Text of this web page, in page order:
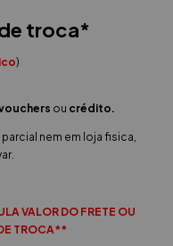
troca*
)
ou crédito.
nem em loja fisica,
VALOR DO FRETE OU
TROCA**